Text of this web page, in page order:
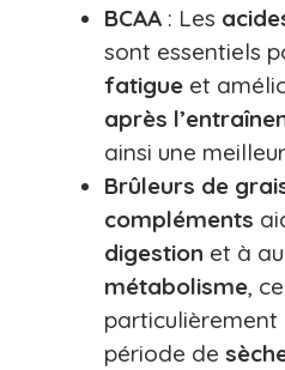
BCAA : Les
sont essentiels
fatigue et
après
ainsi une
Brûleurs de
compléments
digestion et à
métabolisme,
particulièrement
période de